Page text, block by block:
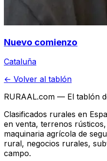
Nuevo comienzo
Cataluña
← Volver al tablón
RURAAL.com — El tablón
Clasificados rurales en
en venta, terrenos
maquinaria agrícola de
rural, negocios rurales,
campo.